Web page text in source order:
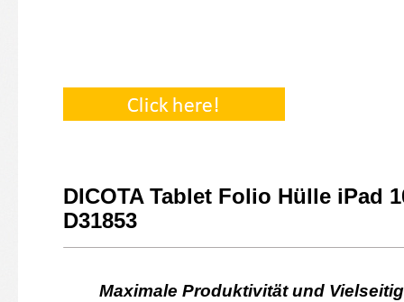
DICOTA Tablet Folio Hülle iPad
D31853
Maximale Produktivität und